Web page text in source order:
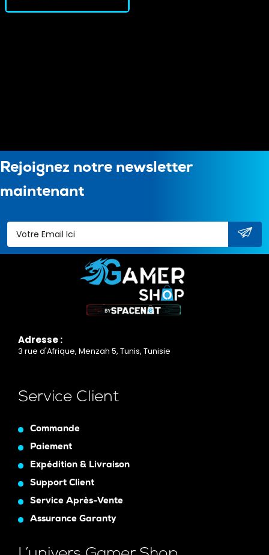
Rejoignez notre newsletter
maintenant
Adresse :
3 rue d'Afrique, Menzah 5, Tunis, Tunisie
Service Client
Commande
Paiement
Expédition & Livraison
Support Client
Service Après-Vente
Assurance Garanty